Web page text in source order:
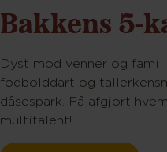
Bakkens 5-
Dyst mod venner og
fodbolddart og
dåsespark. Få afgjort
multitalent!